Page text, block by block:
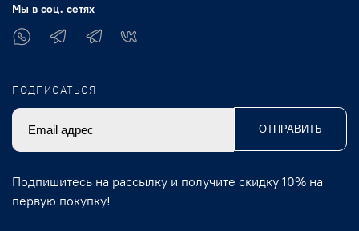
Мы в соц. сетях
ПОДПИСАТЬСЯ
ОТПРАВИТЬ
Подпишитесь на рассылку и получите скидку 10% на
первую покупку!